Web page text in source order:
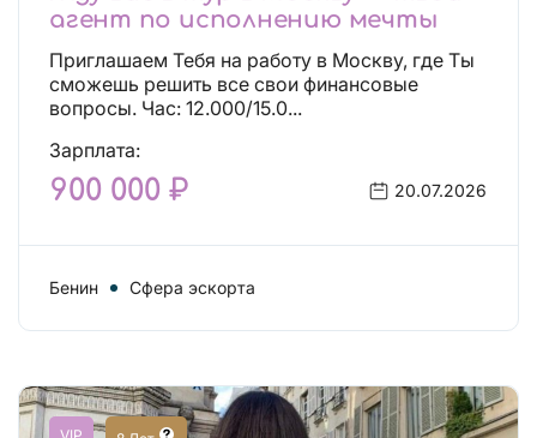
агент по исполнению мечты
Приглашаем Тебя на работу в Москву, где Ты
сможешь решить все свои финансовые
вопросы. Час: 12.000/15.0...
Зарплата:
900 000 ₽ 20.07.2026
Бенин Сфера эскорта